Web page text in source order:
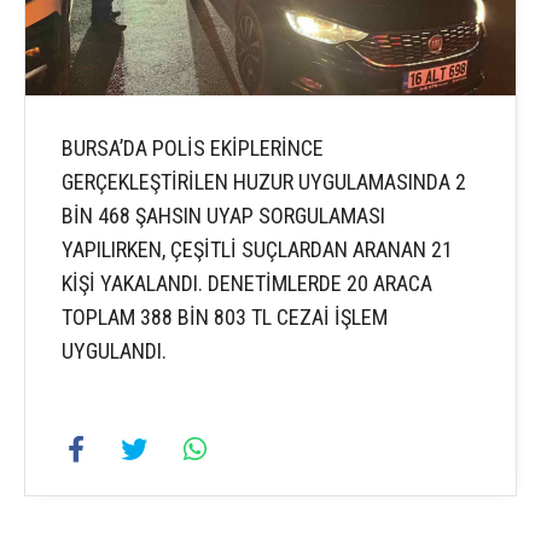
BURSA’DA POLİS EKİPLERİNCE
GERÇEKLEŞTİRİLEN HUZUR UYGULAMASINDA 2
BİN 468 ŞAHSIN UYAP SORGULAMASI
YAPILIRKEN, ÇEŞİTLİ SUÇLARDAN ARANAN 21
KİŞİ YAKALANDI. DENETİMLERDE 20 ARACA
TOPLAM 388 BİN 803 TL CEZAİ İŞLEM
UYGULANDI.